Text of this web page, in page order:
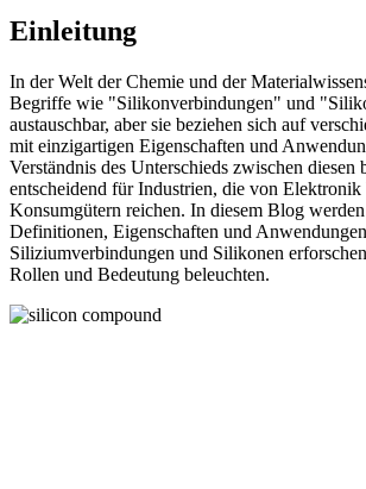
Einleitung
In der Welt der Chemie und der
Begriffe wie "Silikonverbindungen" und
austauschbar, aber sie beziehen sich auf
mit einzigartigen Eigenschaften und
Verständnis des Unterschieds zwischen diesen
entscheidend für Industrien, die von Elektronik
Konsumgütern reichen. In diesem Blog
Definitionen, Eigenschaften und
Siliziumverbindungen und Silikonen
Rollen und Bedeutung beleuchten.